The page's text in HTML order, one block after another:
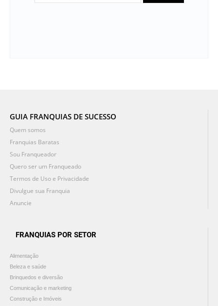
GUIA FRANQUIAS DE SUCESSO
Quem somos
Franquias Baratas
Sou Franqueador
Quero ser um Franqueado
Termos de Uso e Privacidade
Divulgue sua Franquia
Anuncie
FRANQUIAS POR SETOR
Alimentação
Beleza e saúde
Brinquedos e diversão
Comunicação e marketing
Construção e Imóveis